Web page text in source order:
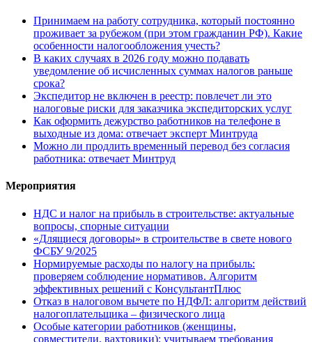
Принимаем на работу сотрудника, который постоянно
проживает за рубежом (при этом гражданин РФ). Какие
особенности налогообложения учесть?
В каких случаях в 2026 году можно подавать
уведомление об исчисленных суммах налогов раньше
срока?
Экспедитор не включен в реестр: повлечет ли это
налоговые риски для заказчика экспедиторских услуг
Как оформить дежурство работников на телефоне в
выходные из дома: отвечает эксперт Минтруда
Можно ли продлить временный перевод без согласия
работника: отвечает Минтруд
Мероприятия
НДС и налог на прибыль в строительстве: актуальные
вопросы, спорные ситуации
«Длящиеся договоры» в строительстве в свете нового
ФСБУ 9/2025
Нормируемые расходы по налогу на прибыль:
проверяем соблюдение нормативов. Алгоритм
эффективных решений с КонсультантПлюс
Отказ в налоговом вычете по НДФЛ: алгоритм действий
налогоплательщика – физического лица
Особые категории работников (женщины,
совместители, вахтовики): учитываем требования